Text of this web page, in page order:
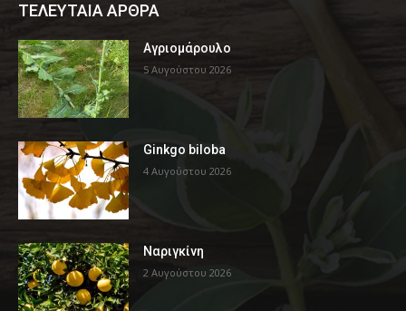
ΤΕΛΕΥΤΑΙΑ ΑΡΘΡΑ
Αγριομάρουλο
5 Αυγούστου 2026
Ginkgo biloba
4 Αυγούστου 2026
Ναριγκίνη
2 Αυγούστου 2026